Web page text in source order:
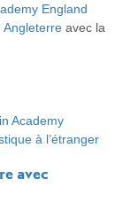
England
Angleterre avec la
Academy
à l’étranger
avec